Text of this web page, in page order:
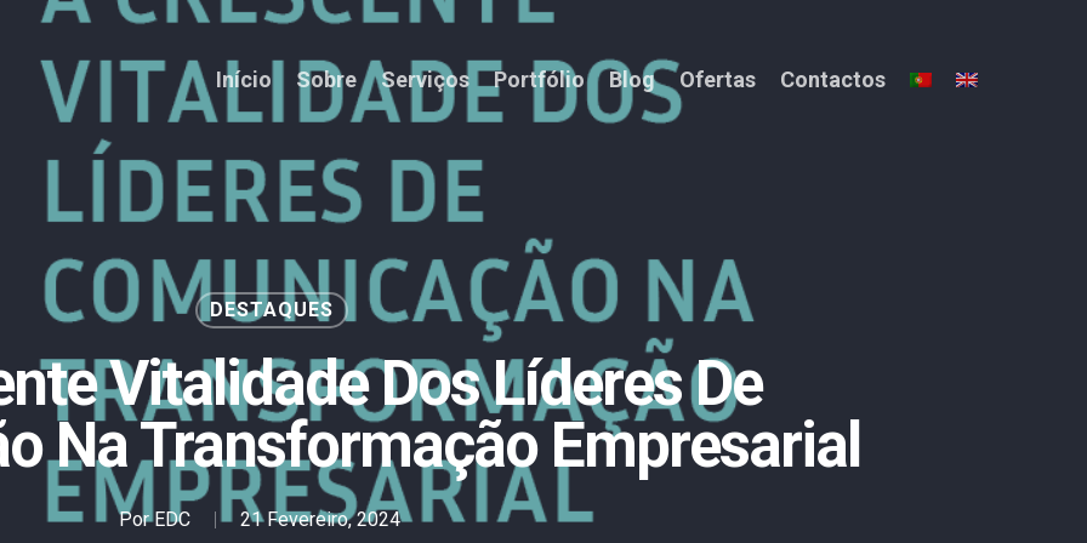
Início Sobre Serviços Portfólio Blog Ofertas Contactos
DESTAQUES
Vitalidade Dos Líderes De
Na Transformação Empresarial
Por EDC 21 Fevereiro, 2024